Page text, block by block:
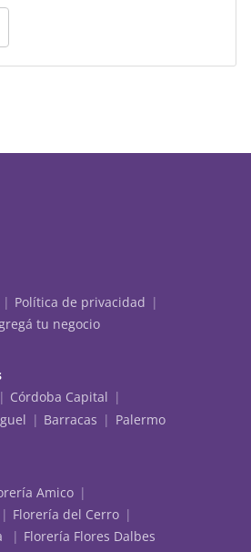
Política de privacidad
tu negocio
Córdoba Capital
Barracas Palermo
Amico
Florería del Cerro
Florería Flores Dalbes